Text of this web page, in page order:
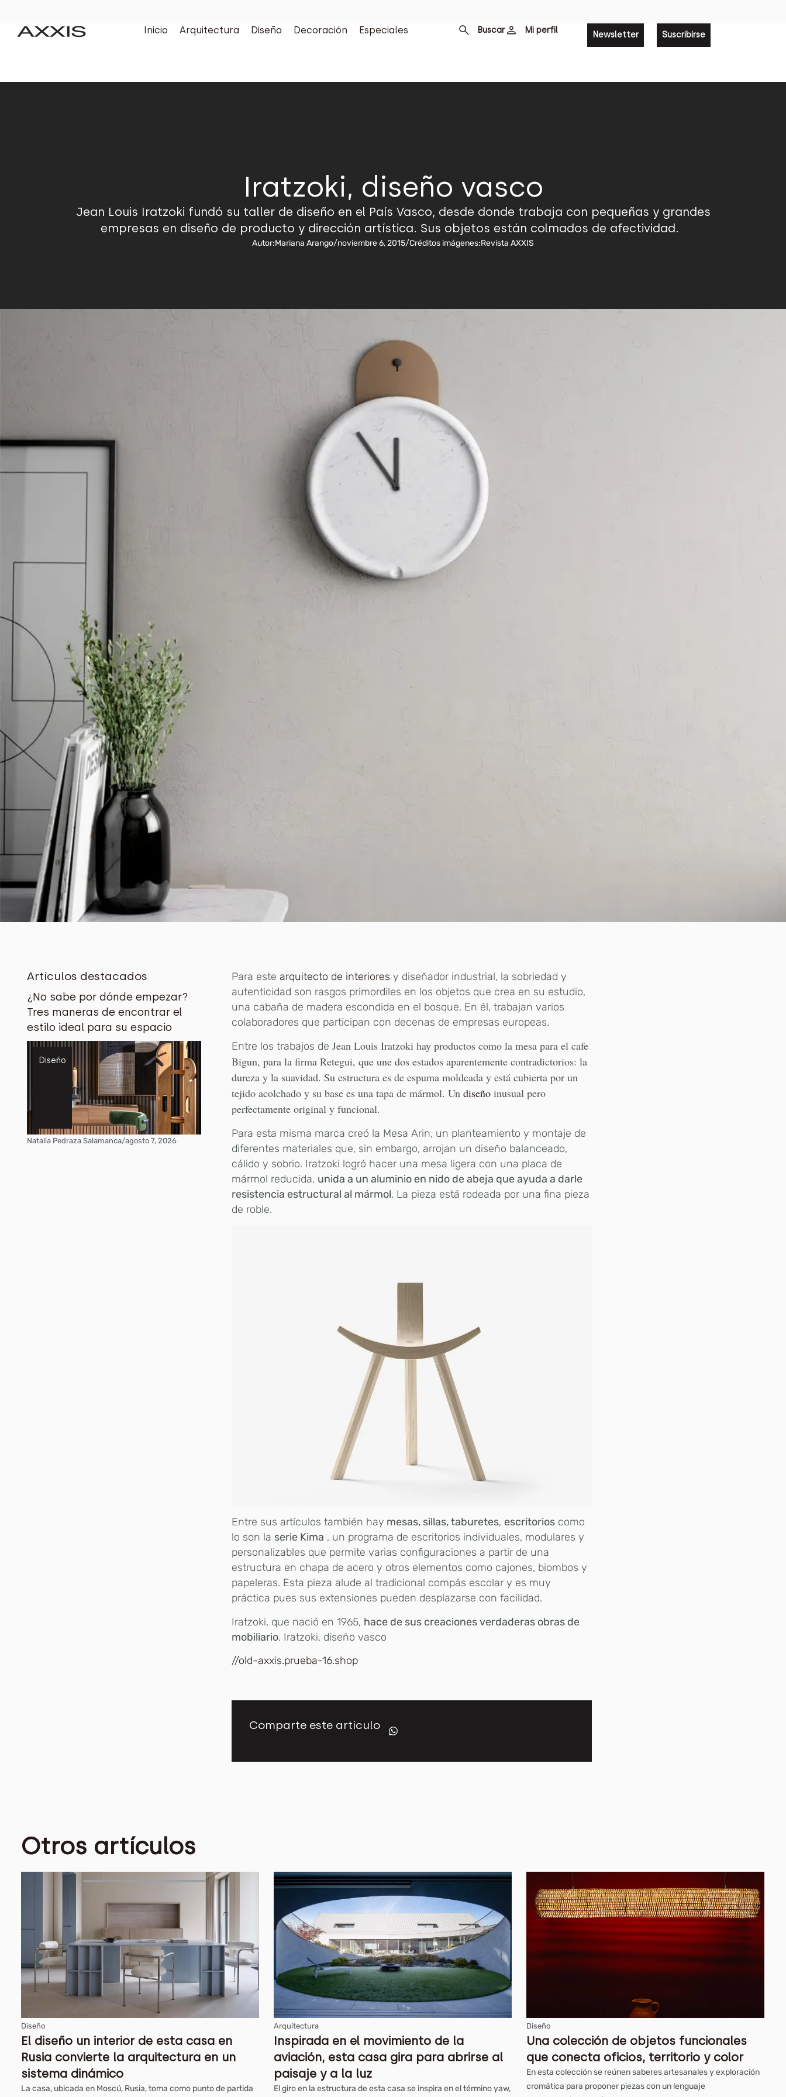
Inicio Arquitectura Diseño Decoración Especiales Buscar Mi perfil Newsletter Suscribirse
Iratzoki, diseño vasco
Jean Louis Iratzoki fundó su taller de diseño en el País Vasco, desde donde trabaja con pequeñas y grandes
empresas en diseño de producto y dirección artística. Sus objetos están colmados de afectividad.
Autor:Mariana Arango/noviembre 6, 2015/Créditos imágenes:Revista AXXIS
Artículos destacados
¿No sabe por dónde empezar?
Tres maneras de encontrar el
estilo ideal para su espacio
Diseño
Natalia Pedraza Salamanca/agosto 7, 2026
Para estearquitecto de interiores y diseñador industrial, la sobriedad y
autenticidad son rasgos primordiles en los objetos que crea en su estudio,
una cabaña de madera escondida en el bosque. En él, trabajan varios
colaboradores que participan con decenas de empresas europeas.
Entre los trabajos deJean Louis Iratzoki hayproductos como la mesa para el cafe
Bigun, para la firma Retegui,que une dos estados aparentemente contradictorios: la
dureza y la suavidad. Su estructura es de espuma moldeada y está cubierta por un
tejido acolchado y su base es una tapa de mármol. Undiseño inusual pero
perfectamente original y funcional.
Para esta misma marca creó la Mesa Arin, un planteamiento y montaje de
diferentes materiales que, sin embargo, arrojan un diseño balanceado,
cálido y sobrio. Iratzoki logró hacer una mesa ligera con una placa de
mármol reducida, unida a un aluminio en nido de abeja que ayuda a darle
resistencia estructural al mármol. La pieza está rodeada por una fina pieza
de roble.
Entre sus artículos también hay mesas, sillas, taburetes, escritorios como
lo son la serie Kima , un programa de escritorios individuales, modulares y
personalizables que permite varias configuraciones a partir de una
estructura en chapa de acero y otros elementos como cajones, biombos y
papeleras. Esta pieza alude al tradicional compás escolar y es muy
práctica pues sus extensiones pueden desplazarse con facilidad.
Iratzoki, que nació en 1965, hace de sus creaciones verdaderas obras de
mobiliario. Iratzoki, diseño vasco
//old-axxis.prueba-16.shop
Comparte este artículo
Otros artículos
Diseño
El diseño un interior de esta casa en
Rusia convierte la arquitectura en un
sistema dinámico
La casa, ubicada en Moscú, Rusia, toma como punto de partida
Arquitectura
Inspirada en el movimiento de la
aviación, esta casa gira para abrirse al
paisaje y a la luz
El giro en la estructura de esta casa se inspira en el término yaw,
Diseño
Una colección de objetos funcionales
que conecta oficios, territorio y color
En esta colección se reúnen saberes artesanales y exploración
cromática para proponer piezas con un lenguaje